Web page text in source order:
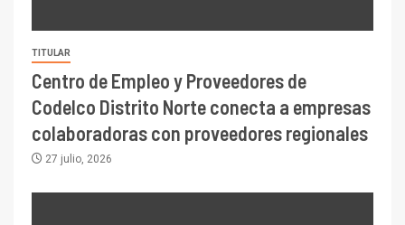
TITULAR
Centro de Empleo y Proveedores de
Codelco Distrito Norte conecta a empresas
colaboradoras con proveedores regionales
27 julio, 2026